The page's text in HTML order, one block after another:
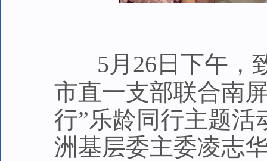
5月26日下午，
市直一支部联合南
行”乐龄同行主题
洲基层委主委凌志